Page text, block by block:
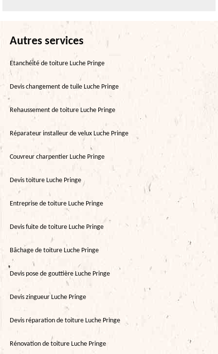
Autres services
Etanchéité de toiture Luche Pringe
Devis changement de tuile Luche Pringe
Rehaussement de toiture Luche Pringe
Réparateur installeur de velux Luche Pringe
Couvreur charpentier Luche Pringe
Devis toiture Luche Pringe
Entreprise de toiture Luche Pringe
Devis fuite de toiture Luche Pringe
Bâchage de toiture Luche Pringe
Devis pose de gouttière Luche Pringe
Devis zingueur Luche Pringe
Devis réparation de toiture Luche Pringe
Rénovation de toiture Luche Pringe